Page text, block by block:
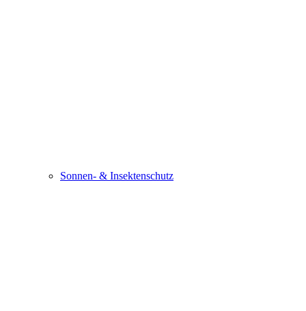
Sonnen- & Insektenschutz